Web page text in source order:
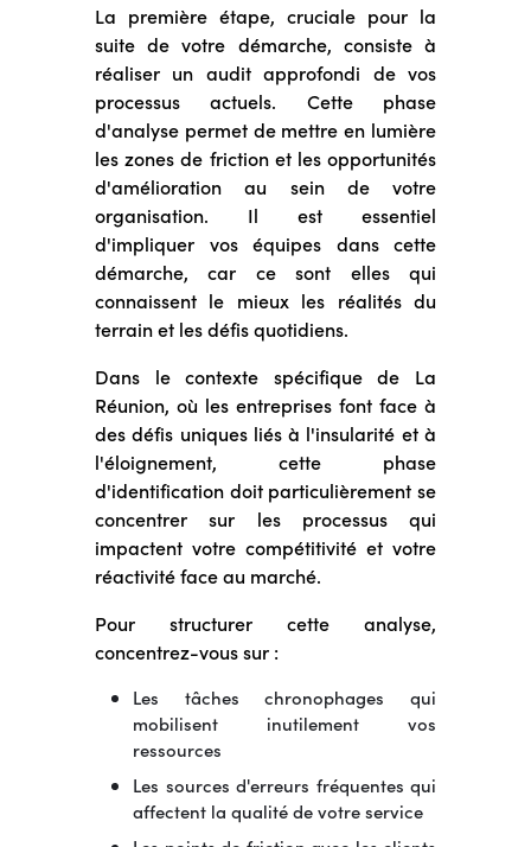
La première étape, cruciale pour la
suite de votre démarche, consiste à
réaliser un audit approfondi de vos
processus actuels. Cette phase
d'analyse permet de mettre en lumière
les zones de friction et les opportunités
d'amélioration au sein de votre
organisation. Il est essentiel
d'impliquer vos équipes dans cette
démarche, car ce sont elles qui
connaissent le mieux les réalités du
terrain et les défis quotidiens.
Dans le contexte spécifique de La
Réunion, où les entreprises font face à
des défis uniques liés à l'insularité et à
l'éloignement, cette phase
d'identification doit particulièrement se
concentrer sur les processus qui
impactent votre compétitivité et votre
réactivité face au marché.
Pour structurer cette analyse,
concentrez-vous sur :
Les tâches chronophages qui
mobilisent inutilement vos
ressources
Les sources d'erreurs fréquentes qui
affectent la qualité de votre service